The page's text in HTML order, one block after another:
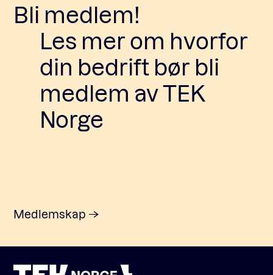
Bli medlem!
Les mer om hvorfor
din bedrift bør bli
medlem av TEK
Norge
Medlemskap